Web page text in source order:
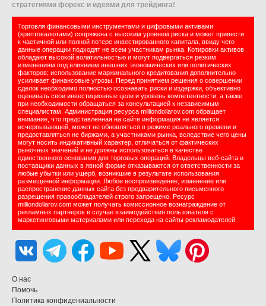
стратегиями форекс и идеями для трейдинга!
Торговля финансовыми инструментами и цифровыми активами
(криптовалютами) сопряжена с высоким уровнем риска и может привести
к частичной или полной потере инвестированного капитала, ввиду чего
данные операции подходят не всем участникам рынка. Котировки активов
обладают высокой волатильностью и могут подвергаться резким
изменениям под влиянием внешних экономических или политических
факторов; использование маржинального кредитования дополнительно
усиливает финансовые угрозы. Перед принятием решения о совершении
сделок необходимо полностью осознавать риски и издержки, объективно
оценивать свои инвестиционные цели и уровень компетентности, а также
при необходимости обращаться за консультацией к независимым
специалистам. Администрация ресурса milliondollarov.com обращает
внимание, что представленная на сайте информация не является
исчерпывающей, может не обновляться в режиме реального времени и
предоставляться не биржами, а участниками рынка, вследствие чего цены
могут носить индикативный характер, отличаться от фактических
рыночных значений и не должны использоваться в качестве
единственного основания для торговых операций. Владельцы веб-сайта и
поставщики данных в явной форме отказываются от ответственности за
любые убытки или ущерб, возникшие в результате использования
размещенной информации. Любое воспроизведение, изменение или
распространение данных сайта без предварительного письменного
разрешения правообладателей строго запрещено. Ресурс
milliondollarov.com может получать комиссионное вознаграждение от
рекламных партнеров в случае взаимодействия пользователя с
маркетинговыми материалами или перехода на сайты рекламодателей.
О нас
Помочь
Политика конфидениальности